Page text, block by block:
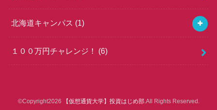
北海道キャンパス (1)
１００万円チャレンジ！ (6)
©Copyright2026 【仮想通貨大学】投資はじめ部.All Rights Reserved.